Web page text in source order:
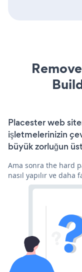
Placester web
işletmelerinizin
büyük zorluğun
Ama sonra the hard
nasıl yapılır ve daha